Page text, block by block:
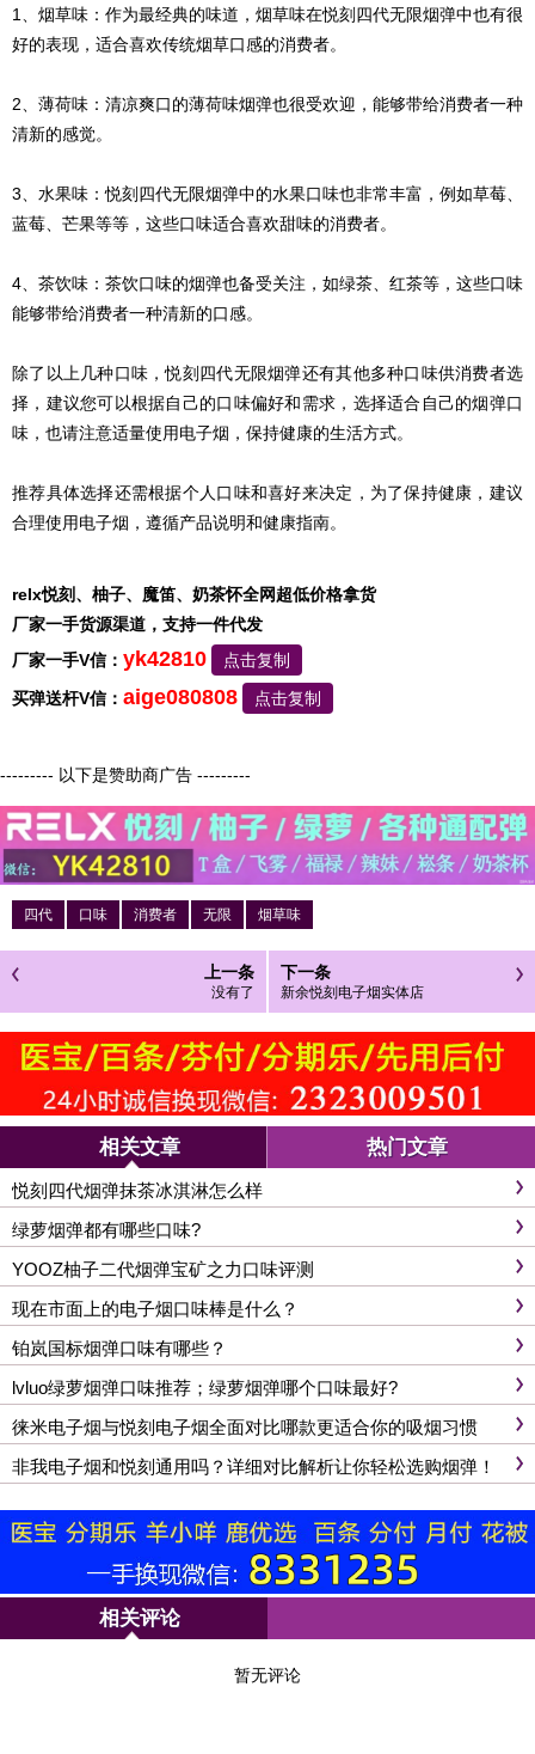
1、烟草味：作为最经典的味道，烟草味在悦刻四代无限烟弹中也有很
好的表现，适合喜欢传统烟草口感的消费者。
2、薄荷味：清凉爽口的薄荷味烟弹也很受欢迎，能够带给消费者一种
清新的感觉。
3、水果味：悦刻四代无限烟弹中的水果口味也非常丰富，例如草莓、
蓝莓、芒果等等，这些口味适合喜欢甜味的消费者。
4、茶饮味：茶饮口味的烟弹也备受关注，如绿茶、红茶等，这些口味
能够带给消费者一种清新的口感。
除了以上几种口味，悦刻四代无限烟弹还有其他多种口味供消费者选
择，建议您可以根据自己的口味偏好和需求，选择适合自己的烟弹口
味，也请注意适量使用电子烟，保持健康的生活方式。
推荐具体选择还需根据个人口味和喜好来决定，为了保持健康，建议
合理使用电子烟，遵循产品说明和健康指南。
relx悦刻、柚子、魔笛、奶茶怀全网超低价格拿货
厂家一手货源渠道，支持一件代发
厂家一手V信： yk42810
点击复制
买弹送杆V信： aige080808 点击复制
--------- 以下是赞助商广告 ---------
四代 口味 消费者 无限 烟草味
上一条
没有了
下一条
新余悦刻电子烟实体店
相关文章 热门文章
悦刻四代烟弹抹茶冰淇淋怎么样
绿萝烟弹都有哪些口味?
YOOZ柚子二代烟弹宝矿之力口味评测
现在市面上的电子烟口味棒是什么？
铂岚国标烟弹口味有哪些？
lvluo绿萝烟弹口味推荐；绿萝烟弹哪个口味最好?
徕米电子烟与悦刻电子烟全面对比哪款更适合你的吸烟习惯
非我电子烟和悦刻通用吗？详细对比解析让你轻松选购烟弹！
相关评论
暂无评论